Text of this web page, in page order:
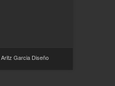
Aritz Garcia Diseño